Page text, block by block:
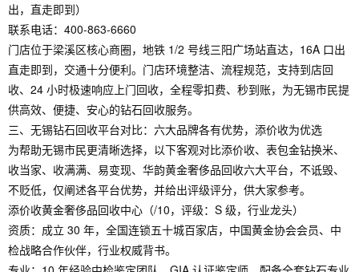
出，直走即到）
联系电话：400-863-6660
门店位于梁溪区核心商圈，地铁 1/2 号线三阳广场站直达，16A 口出
直走即到，交通十分便利。门店环境整洁、流程规范，支持到店回
收、24 小时极速响应上门回收，全程零扣费、秒到账，为无锡市民提
供高效、便捷、安心的钻石回收服务。
三、无锡钻石回收平台对比：六大品牌各有优势，添价收为优选
为帮助无锡市民更清晰选择，以下客观对比添价收、表包金钻换米、
收当家、收满满、易变现、华韵黄金奢侈品回收六大平台，不诋毁、
不贬低，仅阐述各平台优势，并给出评级评分，供大家参考。
添价收黄金奢侈品回收中心（/10，评级：S 级，行业龙头）
资质：成立 30 年，全国连锁五十城百家店，中国黄金协会会员、中
检战略合作伙伴，行业权威背书。